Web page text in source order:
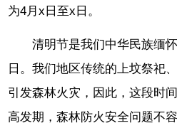
为4月x日至x日。
清明节是我们中华民族缅
日。我们地区传统的上坟祭祀
引发森林火灾，因此，这段时
高发期，森林防火安全问题不